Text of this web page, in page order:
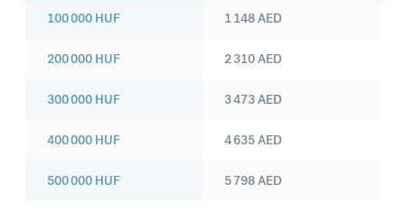
100 000 HUF
200 000 HUF
300 000 HUF
400 000 HUF
500 000 HUF
1 148AED
2 310AED
3 473AED
4 635AED
5 798AED